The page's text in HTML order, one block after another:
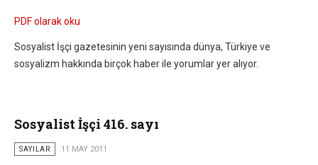
PDF olarak oku
Sosyalist İşçi gazetesinin yeni sayısında dünya, Türkiye ve
sosyalizm hakkında birçok haber ile yorumlar yer alıyor.
Sosyalist İşçi 416. sayı
SAYILAR 11 MAY 2011